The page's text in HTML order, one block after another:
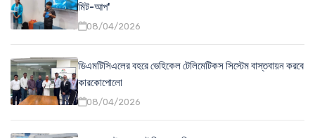
মিট-আপ'
08/04/2026
ডিএমটিসিএলের বহরে ভেহিকেল টেলিমেটিকস সিস্টেম বাস্তবায়ন করবে
কারকোপোলো
08/04/2026